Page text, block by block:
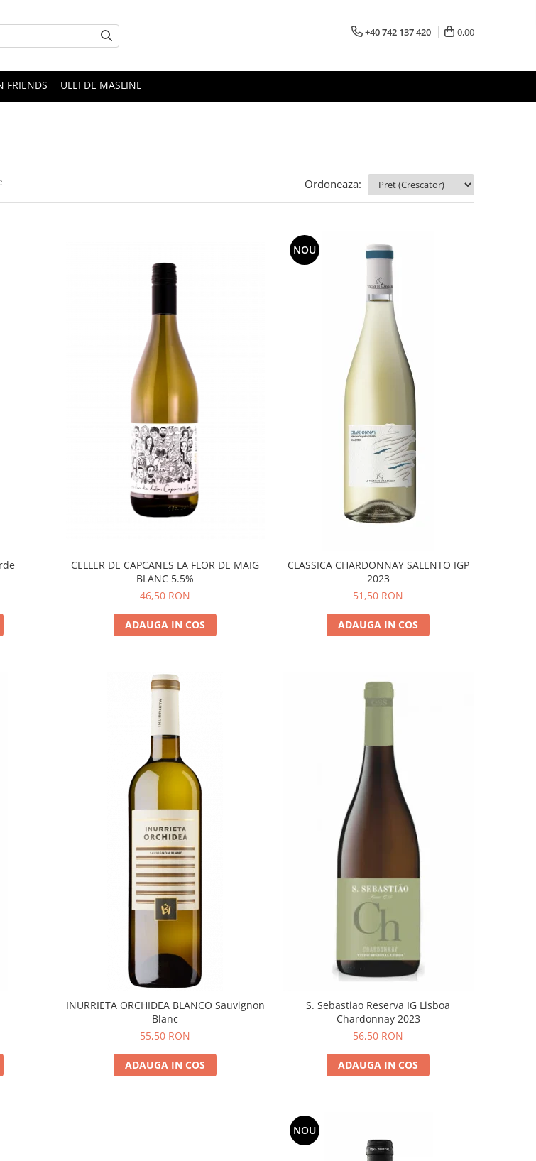
+40 742 137 420 0,00
FRIENDS ULEI DE MASLINE
Ordoneaza:
CELLER DE CAPCANES LA FLOR DE MAIG
BLANC 5.5%
46,50 RON
ADAUGA IN COS
NOU
CLASSICA CHARDONNAY SALENTO IGP
2023
51,50 RON
ADAUGA IN COS
INURRIETA ORCHIDEA BLANCO Sauvignon
Blanc
55,50 RON
ADAUGA IN COS
S. Sebastiao Reserva IG Lisboa
Chardonnay 2023
56,50 RON
ADAUGA IN COS
NOU